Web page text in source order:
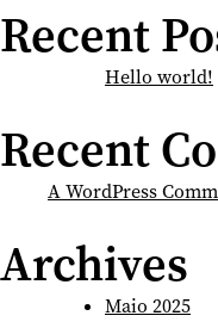
Recent
Hello world!
Recent
A WordPress
Archives
Maio 2025